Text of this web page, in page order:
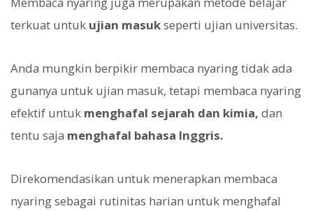
terkuat untuk ujian masukseperti ujian universitas.
Anda mungkin berpikir membaca nyaring tidak ada
gunanya untuk ujian masuk, tetapi membaca nyaring
efektif untuk menghafal sejarah dan kimia, dan
tentu saja menghafal bahasa Inggris.
Direkomendasikan untuk menerapkan membaca
nyaring sebagai rutinitas harian untuk menghafal